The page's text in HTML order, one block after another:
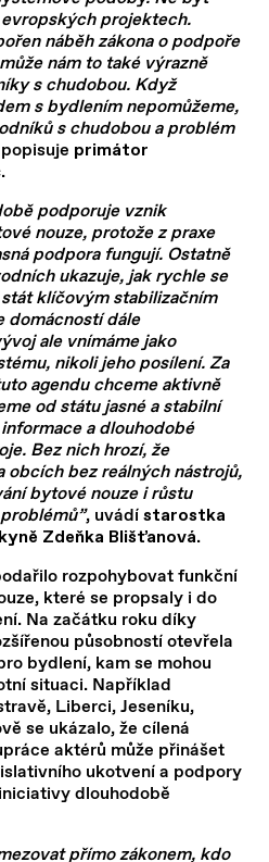
projektech.
náběh zákona o podpoře
nám to také výrazně
s chudobou. Když
s bydlením nepomůžeme,
s chudobou a problém
primátor
.
podporuje vznik
nouze, protože z praxe
podpora fungují. Ostatně
ukazuje, jak rychle se
klíčovým stabilizačním
domácností dále
ale vnímáme jako
nikoli jeho posílení. Za
agendu chceme aktivně
od státu jasné a stabilní
a dlouhodobé
Bez nich hrozí, že
obcích bez reálných nástrojů,
bytové nouze i růstu
, uvádí starostka
Zdeňka Blišťanová.
rozpohybovat funkční
které se propsaly i do
Na začátku roku díky
působností otevřela
bydlení, kam se mohou
situaci. Například
Liberci, Jeseníku,
se ukázalo, že cílená
aktérů může přinášet
ukotvení a podpory
dlouhodobě
přímo zákonem, kdo